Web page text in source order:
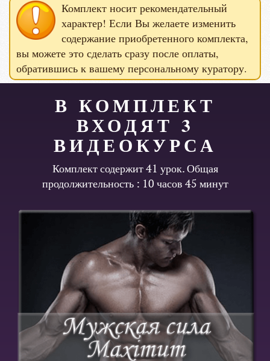
Комплект носит рекомендательный
характер! Если Вы желаете изменить
содержание приобретенного комплекта,
вы можете это сделать сразу после оплаты,
обратившись к вашему персональному куратору.
В КОМПЛЕКТ
ВХОДЯТ 3
ВИДЕОКУРСА
Комплект содержит 41 урок. Общая
продолжительность : 10 часов 45 минут